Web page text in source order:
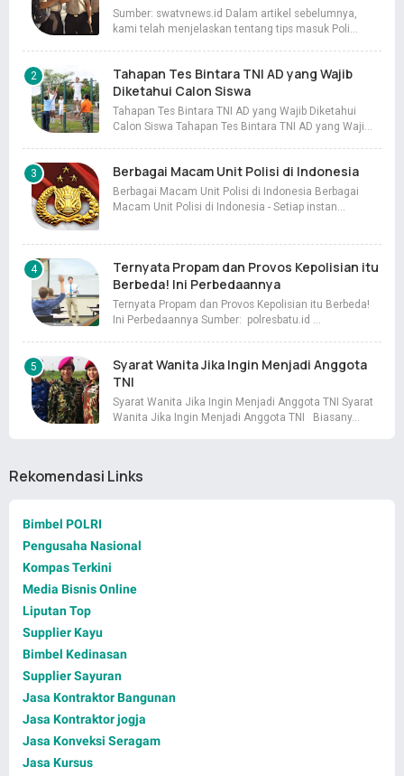
Sumber: swatvnews.id Dalam artikel sebelumnya,
kami telah menjelaskan tentang tips masuk Poli…
Tahapan Tes Bintara TNI AD yang Wajib
Diketahui Calon Siswa
Tahapan Tes Bintara TNI AD yang Wajib Diketahui
Calon Siswa Tahapan Tes Bintara TNI AD yang Waji…
Berbagai Macam Unit Polisi di Indonesia
Berbagai Macam Unit Polisi di Indonesia Berbagai
Macam Unit Polisi di Indonesia - Setiap instan…
Ternyata Propam dan Provos Kepolisian itu
Berbeda! Ini Perbedaannya
Ternyata Propam dan Provos Kepolisian itu Berbeda!
Ini Perbedaannya Sumber: polresbatu.id …
Syarat Wanita Jika Ingin Menjadi Anggota
TNI
Syarat Wanita Jika Ingin Menjadi Anggota TNI Syarat
Wanita Jika Ingin Menjadi Anggota TNI Biasany…
Rekomendasi Links
Bimbel POLRI
Pengusaha Nasional
Kompas Terkini
Media Bisnis Online
Liputan Top
Supplier Kayu
Bimbel Kedinasan
Supplier Sayuran
Jasa Kontraktor Bangunan
Jasa Kontraktor jogja
Jasa Konveksi Seragam
Jasa Kursus